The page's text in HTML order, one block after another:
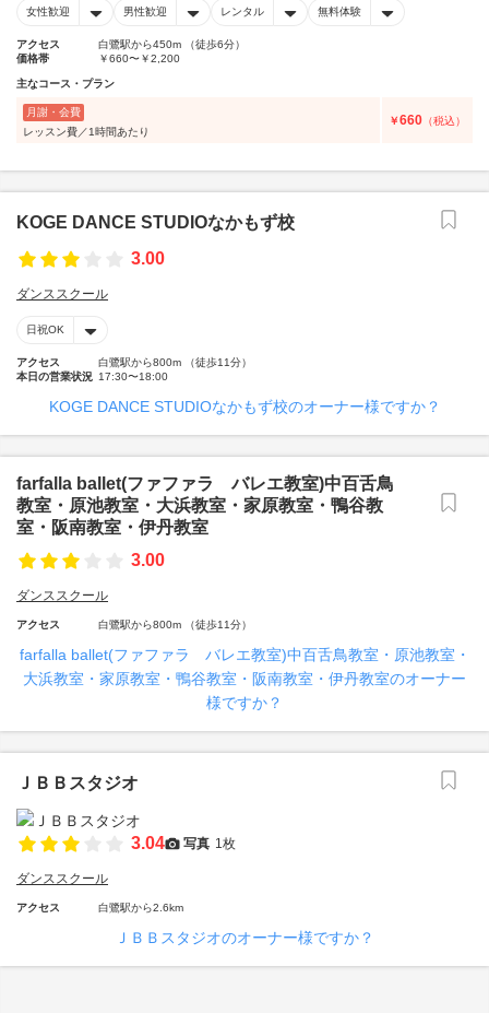
女性歓迎 男性歓迎 レンタル 無料体験
アクセス
白鷺駅から450m （徒歩6分）
価格帯
￥660〜￥2,200
主なコース・プラン
月謝・会費
レッスン費／1時間あたり
￥660 （税込）
KOGE DANCE STUDIOなかもず校
3.00
ダンススクール
日祝OK
アクセス
白鷺駅から800m （徒歩11分）
本日の営業状況 17:30〜18:00
KOGE DANCE STUDIOなかもず校のオーナー様ですか？
farfalla ballet(ファファラ バレエ教室)中百舌鳥
教室・原池教室・大浜教室・家原教室・鴨谷教
室・阪南教室・伊丹教室
3.00
ダンススクール
アクセス 白鷺駅から800m （徒歩11分）
farfalla ballet(ファファラ バレエ教室)中百舌鳥教室・原池教室・
大浜教室・家原教室・鴨谷教室・阪南教室・伊丹教室のオーナー
様ですか？
ＪＢＢスタジオ
3.04 写真 1枚
ダンススクール
アクセス 白鷺駅から2.6km
ＪＢＢスタジオのオーナー様ですか？